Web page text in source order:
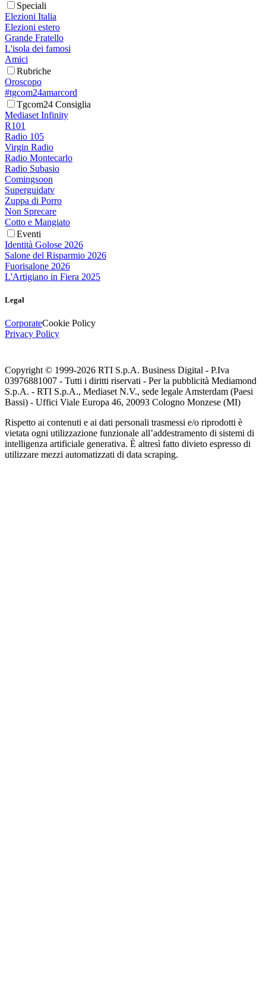
Speciali
Elezioni Italia
Elezioni estero
Grande Fratello
L'isola dei famosi
Amici
Rubriche
Oroscopo
#tgcom24amarcord
Tgcom24 Consiglia
Mediaset Infinity
R101
Radio 105
Virgin Radio
Radio Montecarlo
Radio Subasio
Comingsoon
Superguidatv
Zuppa di Porro
Non Sprecare
Cotto e Mangiato
Eventi
Identità Golose 2026
Salone del Risparmio 2026
Fuorisalone 2026
L'Artigiano in Fiera 2025
Legal
CorporateCookie Policy
Privacy Policy
Copyright © 1999-2026 RTI S.p.A. Business Digital - P.Iva
03976881007 - Tutti i diritti riservati - Per la pubblicità Mediamond
S.p.A. - RTI S.p.A., Mediaset N.V., sede legale Amsterdam (Paesi
Bassi) - Uffici Viale Europa 46, 20093 Cologno Monzese (MI)
Rispetto ai contenuti e ai dati personali trasmessi e/o riprodotti è
vietata ogni utilizzazione funzionale all’addestramento di sistemi di
intelligenza artificiale generativa. È altresì fatto divieto espresso di
utilizzare mezzi automatizzati di data scraping.